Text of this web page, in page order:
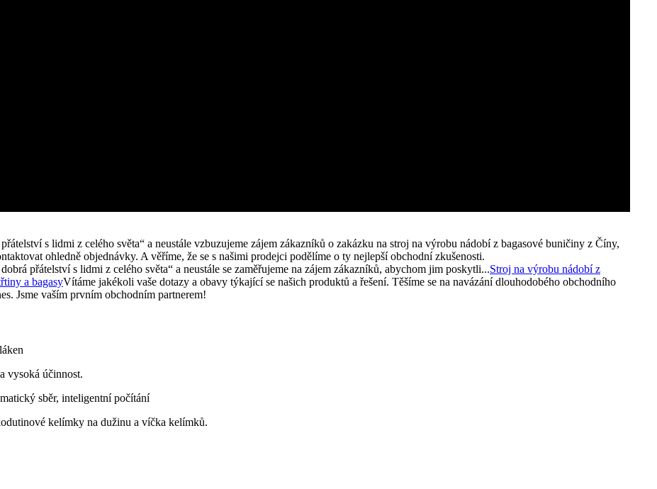
s lidmi z celého světa“ a neustále vzbuzujeme zájem zákazníků o zakázku na stroj na výrobu nádobí z bagasové buničiny z Číny,
ohledně objednávky. A věříme, že se s našimi prodejci podělíme o ty nejlepší obchodní zkušenosti.
přátelství s lidmi z celého světa“ a neustále se zaměřujeme na zájem zákazníků, abychom jim poskytli...Stroj na výrobu nádobí z
a bagasyVítáme jakékoli vaše dotazy a obavy týkající se našich produktů a řešení. Těšíme se na navázání dlouhodobého obchodního
Jsme vaším prvním obchodním partnerem!
vysoká účinnost.
sběr, inteligentní počítání
kelímky na dužinu a víčka kelímků.